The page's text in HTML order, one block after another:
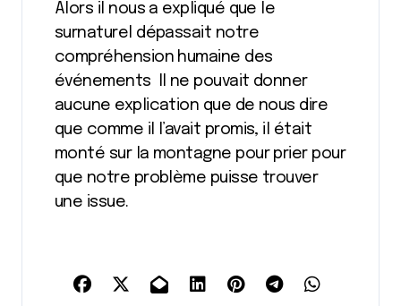
Alors il nous a expliqué que le
surnaturel dépassait notre
compréhension humaine des
événements Il ne pouvait donner
aucune explication que de nous dire
que comme il l’avait promis, il était
monté sur la montagne pour prier pour
que notre problème puisse trouver
une issue.